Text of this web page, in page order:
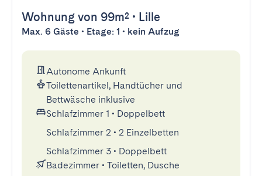
Wohnung von 99m² • Lille
Max. 6 Gäste • Etage: 1 • kein Aufzug
Autonome Ankunft
Toilettenartikel, Handtücher und
Bettwäsche inklusive
Schlafzimmer 1 • Doppelbett
Schlafzimmer 2 • 2 Einzelbetten
Schlafzimmer 3 • Doppelbett
Badezimmer • Toiletten, Dusche